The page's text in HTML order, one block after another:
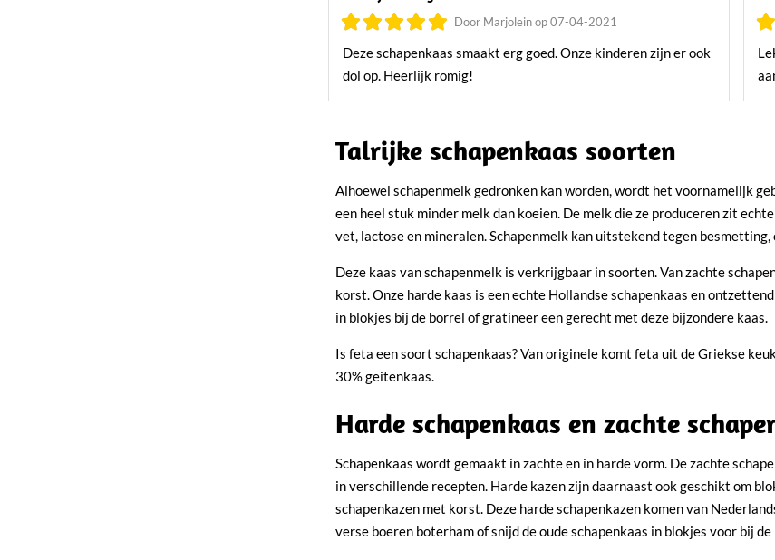
Door Marjolein op 07-04-2021
Deze schapenkaas smaakt erg goed. Onze kinderen zijn er ook
dol op. Heerlijk romig!
Talrijke schapenkaas soorten
Alhoewel schapenmelk gedronken kan worden, wordt het voornamelijk
een heel stuk minder melk dan koeien. De melk die ze produceren zit
vet, lactose en mineralen. Schapenmelk kan uitstekend tegen
Deze kaas van schapenmelk is verkrijgbaar in soorten. Van zachte
korst. Onze harde kaas is een echte Hollandse schapenkaas en
in blokjes bij de borrel of gratineer een gerecht met deze bijzondere kaas.
Is feta een soort schapenkaas? Van originele komt feta uit de Griekse
30% geitenkaas.
Harde schapenkaas en zachte
Schapenkaas wordt gemaakt in zachte en in harde vorm. De zachte
in verschillende recepten. Harde kazen zijn daarnaast ook geschikt om
schapenkazen met korst. Deze harde schapenkazen komen van
verse boeren boterham of snijd de oude schapenkaas in blokjes voor bij